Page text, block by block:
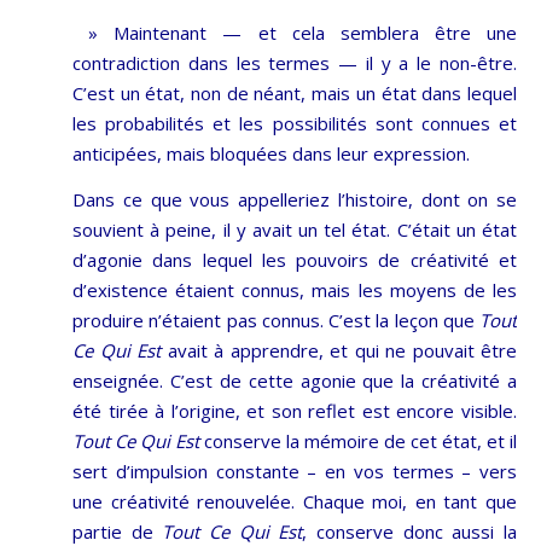
» Maintenant — et cela semblera être une
contradiction dans les termes — il y a le non-être.
C’est un état, non de néant, mais un état dans lequel
les probabilités et les possibilités sont connues et
anticipées, mais bloquées dans leur expression.
Dans ce que vous appelleriez l’histoire, dont on se
souvient à peine, il y avait un tel état. C’était un état
d’agonie dans lequel les pouvoirs de créativité et
d’existence étaient connus, mais les moyens de les
produire n’étaient pas connus. C’est la leçon que Tout
Ce Qui Estavait à apprendre, et qui ne pouvait être
enseignée. C’est de cette agonie que la créativité a
été tirée à l’origine, et son reflet est encore visible.
Tout Ce Qui Estconserve la mémoire de cet état, et il
sert d’impulsion constante – en vos termes – vers
une créativité renouvelée. Chaque moi, en tant que
partie de Tout Ce Qui Est, conserve donc aussi la